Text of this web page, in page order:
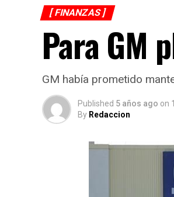
[ FINANZAS ]
Para GM
GM había prometido
Published 5 años ago on
By Redaccion